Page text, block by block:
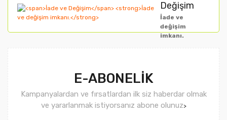
Değişim
İade ve
değişim
imkanı.
E-ABONELİK
Kampanyalardan ve fırsatlardan ilk siz haberdar olmak
ve yararlanmak istiyorsanız abone olunuz>